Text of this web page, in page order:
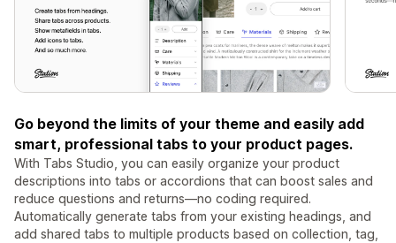
Go beyond the limits of your theme and easily add
smart, professional tabs to your product pages.
With Tabs Studio, you can easily organize your product
descriptions into tabs or accordions that can boost sales and
reduce questions and returns—no coding required.
Automatically generate tabs from your existing headings, and
add shared tabs to multiple products based on collection, tag,